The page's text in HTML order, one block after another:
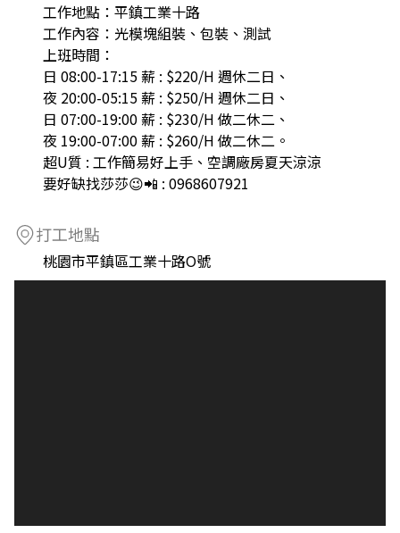
工作地點：平鎮工業十路
工作內容：光模塊組裝、包裝、測試
上班時間：
日 08:00-17:15 薪 : $220/H 週休二日、
夜 20:00-05:15 薪 : $250/H 週休二日、
日 07:00-19:00 薪 : $230/H 做二休二、
夜 19:00-07:00 薪 : $260/H 做二休二。
超U質 : 工作簡易好上手、空調廠房夏天涼涼
要好缺找莎莎😉📲 : 0968607921
打工地點
桃園市平鎮區工業十路O號